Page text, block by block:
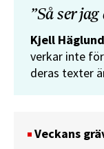
”Så ser
Kjell
verkar inte
deras texter
Veckans